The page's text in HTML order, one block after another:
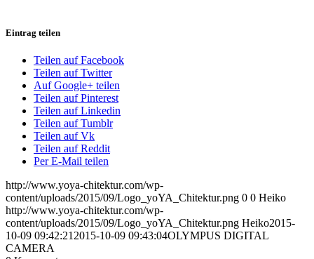
Eintrag teilen
Teilen auf Facebook
Teilen auf Twitter
Auf Google+ teilen
Teilen auf Pinterest
Teilen auf Linkedin
Teilen auf Tumblr
Teilen auf Vk
Teilen auf Reddit
Per E-Mail teilen
http://www.yoya-chitektur.com/wp-
content/uploads/2015/09/Logo_yoYA_Chitektur.png 0 0 Heiko
http://www.yoya-chitektur.com/wp-
content/uploads/2015/09/Logo_yoYA_Chitektur.png Heiko2015-
10-09 09:42:21 2015-10-09 09:43:04OLYMPUS DIGITAL
CAMERA